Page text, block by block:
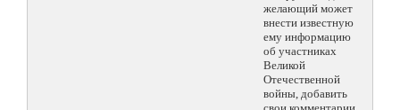
желающий может
внести известную
ему информацию
об участниках
Великой
Отечественной
войны, добавить